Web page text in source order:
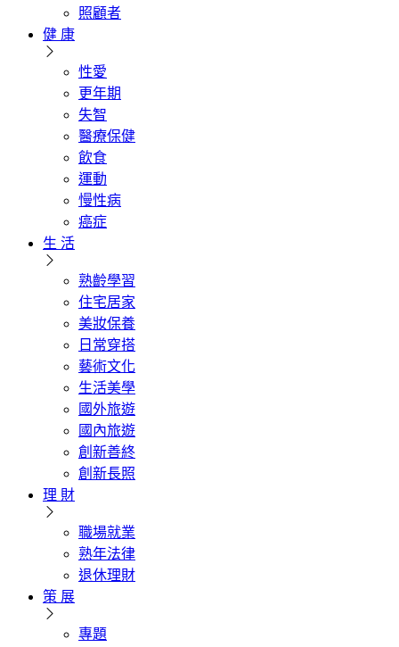
照顧者
健 康
性愛
更年期
失智
醫療保健
飲食
運動
慢性病
癌症
生 活
熟齡學習
住宅居家
美妝保養
日常穿搭
藝術文化
生活美學
國外旅遊
國內旅遊
創新善終
創新長照
理 財
職場就業
熟年法律
退休理財
策 展
專題